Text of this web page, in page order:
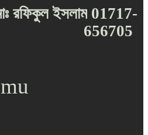
রফিকুল ইসলাম 01717-
656705